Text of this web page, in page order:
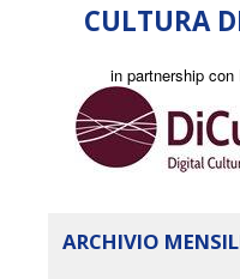
CULTURA
in partnership con
ARCHIVIO